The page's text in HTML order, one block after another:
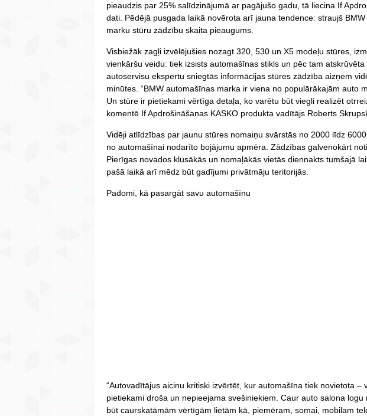
pieaudzis par 25% salīdzinājumā ar pagājušo gadu, tā liecina If
dati. Pēdējā pusgada laikā novērota arī jauna tendence: straujš
marku stūru zādzību skaita pieaugums.
Visbiežāk zagļi izvēlējušies nozagt 320, 530 un X5 modeļu stūres,
vienkāršu veidu: tiek izsists automašīnas stikls un pēc tam atskrūvēta
autoservisu ekspertu sniegtās informācijas stūres zādzība aizņem
minūtes. “BMW automašīnas marka ir viena no populārākajām auto
Un stūre ir pietiekami vērtīga detaļa, ko varētu būt viegli realizēt
komentē If Apdrošināšanas KASKO produkta vadītājs Roberts
Vidēji atlīdzības par jaunu stūres nomaiņu svārstās no 2000 līdz
no automašīnai nodarīto bojājumu apmēra. Zādzības galvenokārt
Pierīgas novados klusākās un nomaļākās vietās diennakts tumšajā
pašā laikā arī mēdz būt gadījumi privātmāju teritorijās.
Padomi, kā pasargāt savu automašīnu
“Autovadītājus aicinu kritiski izvērtēt, kur automašīna tiek novietota –
pietiekami droša un nepieejama svešiniekiem. Caur auto salona logu
būt caurskatāmām vērtīgām lietām kā, piemēram, somai, mobilam